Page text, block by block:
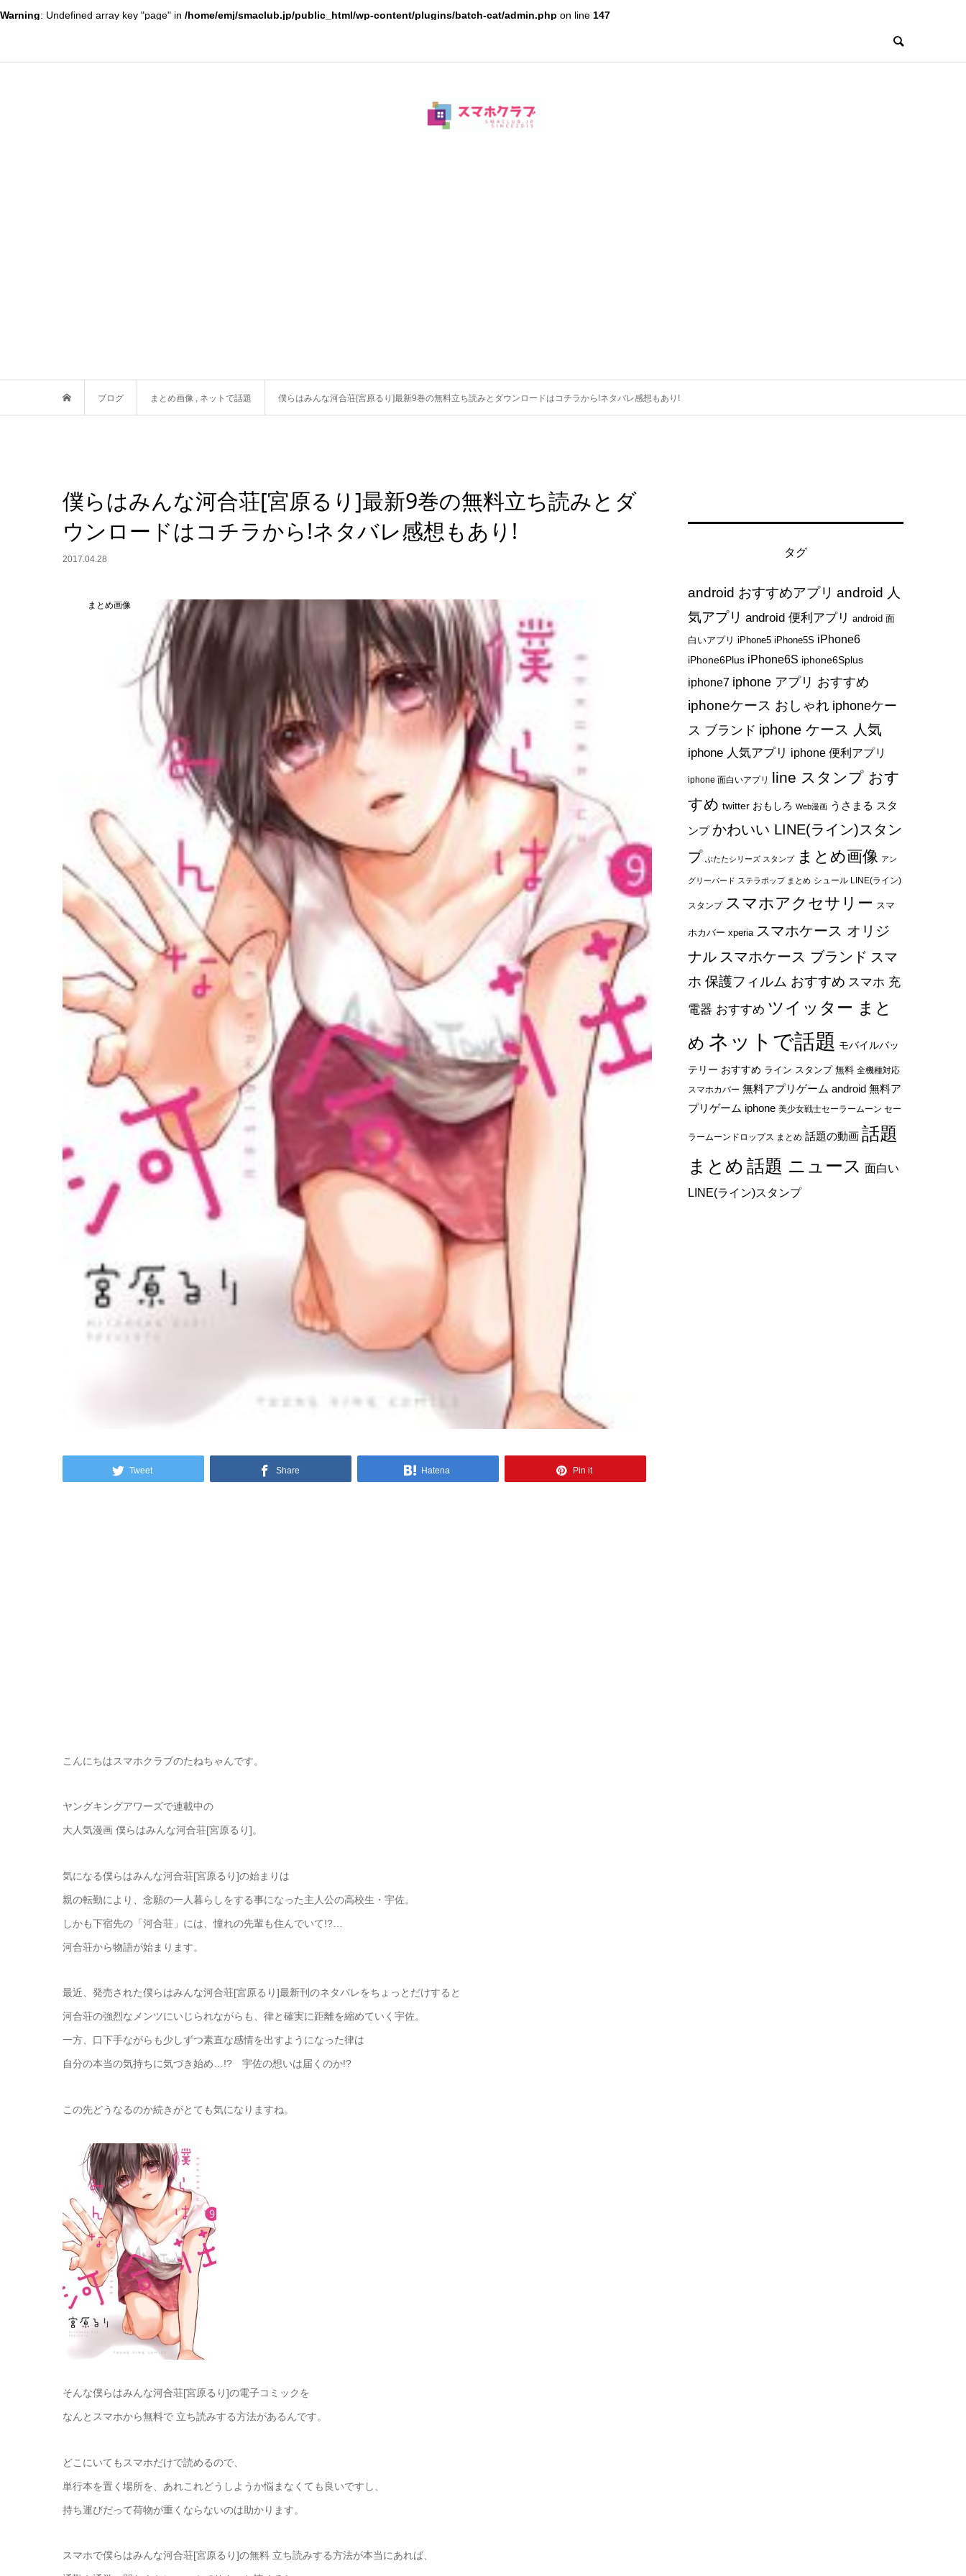
Warning: Undefined array key "page" in /home/emj/smaclub.jp/public_html/wp-content/plugins/batch-cat/admin.php on line 147
ブログ まとめ画像 , ネットで話題 僕らはみんな河合荘[宮原るり]最新9巻の無料立ち読みとダウンロードはコチラから!ネタバレ感想もあり!
僕らはみんな河合荘[宮原るり]最新9巻の無料立ち読みとダ
ウンロードはコチラから!ネタバレ感想もあり!
2017.04.28
まとめ画像
Tweet Share Hatena Pin it
こんにちはスマホクラブのたねちゃんです。
ヤングキングアワーズで連載中の
大人気漫画 僕らはみんな河合荘[宮原るり]。
気になる僕らはみんな河合荘[宮原るり]の始まりは
親の転勤により、念願の一人暮らしをする事になった主人公の高校生・宇佐。
しかも下宿先の「河合荘」には、憧れの先輩も住んでいて!?…
河合荘から物語が始まります。
最近、発売された僕らはみんな河合荘[宮原るり]最新刊のネタバレをちょっとだけすると
河合荘の強烈なメンツにいじられながらも、律と確実に距離を縮めていく宇佐。
一方、口下手ながらも少しずつ素直な感情を出すようになった律は
自分の本当の気持ちに気づき始め…!? 宇佐の想いは届くのか!?
この先どうなるのか続きがとても気になりますね。
そんな僕らはみんな河合荘[宮原るり]の電子コミックを
なんとスマホから無料で 立ち読みする方法があるんです。
どこにいてもスマホだけで読めるので、
単行本を置く場所を、あれこれどうしようか悩まなくても良いですし、
持ち運びだって荷物が重くならないのは助かります。
スマホで僕らはみんな河合荘[宮原るり]の無料 立ち読みする方法が本当にあれば、
タグ
android おすすめアプリ android 人
気アプリ android 便利アプリ android 面
白いアプリ iPhone5 iPhone5S iPhone6
iPhone6Plus iPhone6S iphone6Splus
iphone7 iphone アプリ おすすめ
iphoneケース おしゃれ iphoneケー
ス ブランド iphone ケース 人気
iphone 人気アプリ iphone 便利アプリ
iphone 面白いアプリ line スタンプ おす
すめ twitter おもしろ Web漫画 うさまる スタ
ンプ かわいい LINE(ライン)スタン
プ ぶたたシリーズ スタンプ まとめ画像 アン
グリーバード ステラポップ まとめ シュール LINE(ライン)
スタンプ スマホアクセサリー スマ
ホカバー xperia スマホケース オリジ
ナル スマホケース ブランド スマ
ホ 保護フィルム おすすめ スマホ 充
電器 おすすめ ツイッター まと
め ネットで話題 モバイルバッ
テリー おすすめ ライン スタンプ 無料 全機種対応
スマホカバー 無料アプリゲーム android 無料ア
プリゲーム iphone 美少女戦士セーラームーン セー
ラームーンドロップス まとめ 話題の動画 話題
まとめ 話題 ニュース 面白い
LINE(ライン)スタンプ